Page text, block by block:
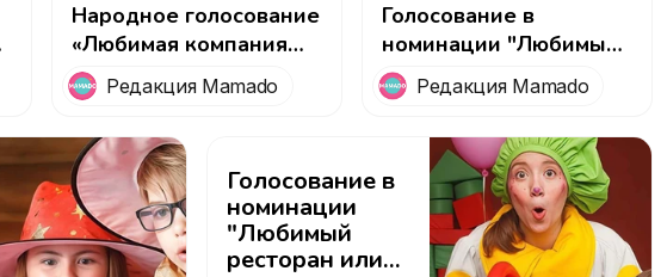
Народное голосование
«Любимая компания
для детей» от
MAMADO
Редакция Mamado
Голосование в
номинации "Любимый
парк аттракционов для
празднования
детского дня
рождения"
Редакция Mamado
Голосование в
номинации
"Любимый
ресторан или